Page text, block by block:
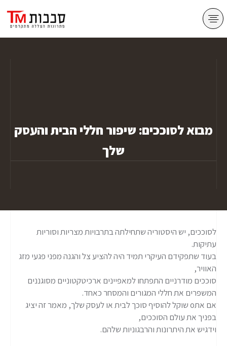
מבוא לסוככים: שיפור חללי הבית והעסק
שלך
לסוככים, יש היסטוריה שתחילתה בתרבויות מצריות וסוריות
עתיקות.
בעוד שתפקידם העיקרי תמיד היה להציע צל והגנה מפני פגעי מזג
האוויר,
סוככים מודרניים התפתחו למאפיינים ארכיטקטוניים מסוגננים
המשפרים את חללי המגורים והמסחר כאחד.
אם אתo שוקל להוסיף סוכך לבית או לעסק שלך, מאמר זה יציג
בפניך את עולם הסוככים,
וידגיש את היתרונות והרבגוניות שלהם.